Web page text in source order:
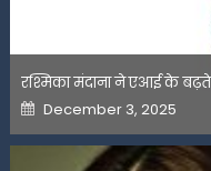
रश्मिका मंदाना ने एआई के बढ़ते
Posted
on
December 3, 2025